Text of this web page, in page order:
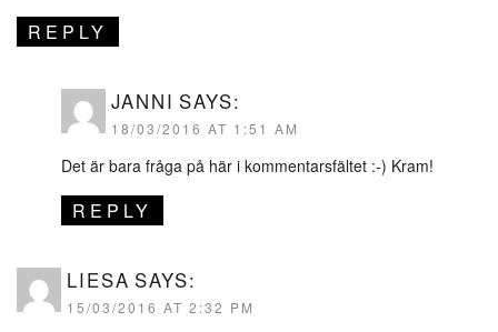
REPLY
JANNI SAYS:
18/03/2016 AT 1:51 AM
Det är bara fråga på här i kommentarsfältet :-) Kram!
REPLY
LIESA SAYS:
15/03/2016 AT 2:32 PM